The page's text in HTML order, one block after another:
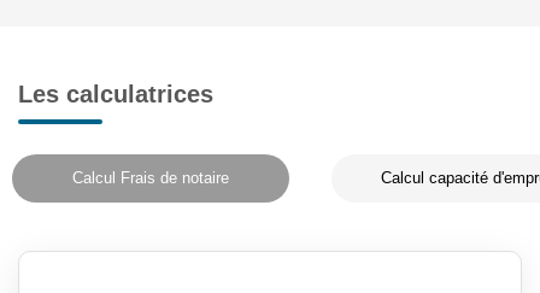
Les calculatrices
Calcul Frais de notaire Calcul capacité